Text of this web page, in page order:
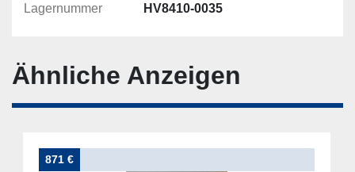
Lagernummer HV8410-0035
Ähnliche Anzeigen
871 €